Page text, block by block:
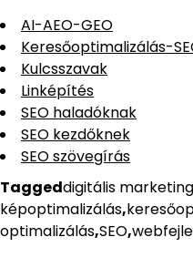
AI-AEO-GEO
Keresőoptimalizálás-
Kulcsszavak
Linképítés
SEO haladóknak
SEO kezdőknek
SEO szövegírás
Taggeddigitális marketing
képoptimalizálás,
optimalizálás,SEO,